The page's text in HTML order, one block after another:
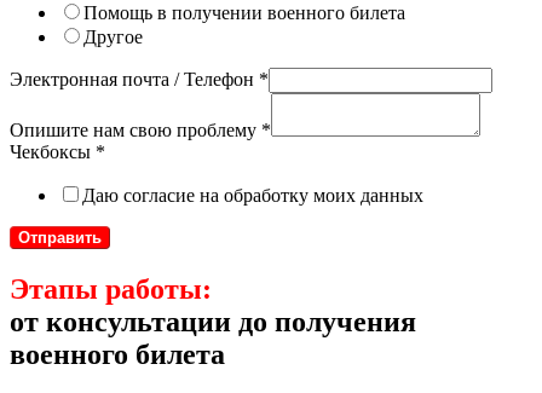
Помощь в получении военного билета
Другое
Электронная почта / Телефон *
Опишите нам свою проблему *
Чекбоксы *
Даю согласие на обработку моих данных
Отправить
Этапы работы:
от консультации до получения
военного билета